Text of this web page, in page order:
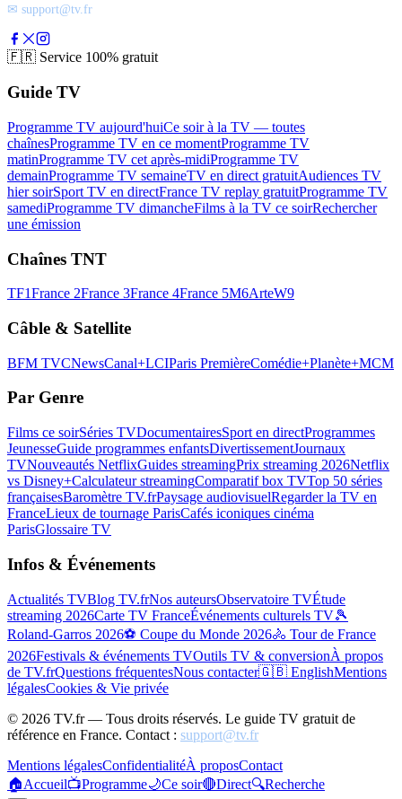
✉ support@tv.fr
🇫🇷 Service 100% gratuit
Guide TV
Programme TV aujourd'huiCe soir à la TV — toutes
chaînesProgramme TV en ce momentProgramme TV
matinProgramme TV cet après-midiProgramme TV
demainProgramme TV semaineTV en direct gratuitAudiences TV
hier soirSport TV en directFrance TV replay gratuitProgramme TV
samediProgramme TV dimancheFilms à la TV ce soirRechercher
une émission
Chaînes TNT
TF1France 2France 3France 4France 5M6ArteW9
Câble & Satellite
BFM TVCNewsCanal+LCIParis PremièreComédie+Planète+MCM
Par Genre
Films ce soirSéries TVDocumentairesSport en directProgrammes
JeunesseGuide programmes enfantsDivertissementJournaux
TVNouveautés NetflixGuides streamingPrix streaming 2026Netflix
vs Disney+Calculateur streamingComparatif box TVTop 50 séries
françaisesBaromètre TV.frPaysage audiovisuelRegarder la TV en
FranceLieux de tournage ParisCafés iconiques cinéma
ParisGlossaire TV
Infos & Événements
Actualités TVBlog TV.frNos auteursObservatoire TVÉtude
streaming 2026Carte TV FranceÉvénements culturels TV🎾
Roland-Garros 2026⚽ Coupe du Monde 2026🚴 Tour de France
2026Festivals & événements TVOutils TV & conversionÀ propos
de TV.frQuestions fréquentesNous contacter🇬🇧 EnglishMentions
légalesCookies & Vie privée
© 2026 TV.fr — Tous droits réservés. Le guide TV gratuit de
référence en France. Contact : support@tv.fr
Mentions légalesConfidentialitéÀ proposContact
🏠Accueil📺Programme🌙Ce soir🔴Direct🔍Recherche